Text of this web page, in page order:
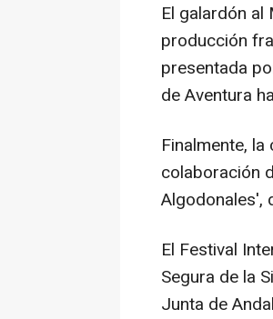
El galardón
producción
presentada
de Aventura
Finalmente,
colaboración
Algodonales',
El Festival
Segura de la
Junta de